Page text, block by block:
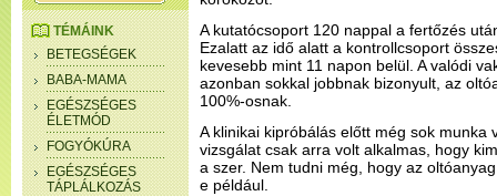
TÉMÁINK
BETEGSÉGEK
BABA-MAMA
EGÉSZSÉGES
ÉLETMÓD
FOGYÓKÚRA
EGÉSZSÉGES
TÁPLÁLKOZÁS
A kutatócsoport 120 nappal a fertőzés
Ezalatt az idő alatt a kontrollcsoport
kevesebb mint 11 napon belül. A valódi
azonban sokkal jobbnak bizonyult, az
100%-osnak.
A klinikai kipróbálás előtt még sok munka
vizsgálat csak arra volt alkalmas, hogy
a szer. Nem tudni még, hogy az
e például.